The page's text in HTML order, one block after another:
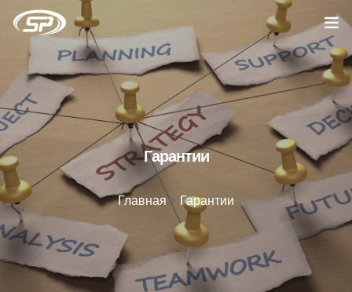
Главная
Услуги
Кейсы
Отзывы
О компании
Блог
Гарантии
Главная> Гарантии